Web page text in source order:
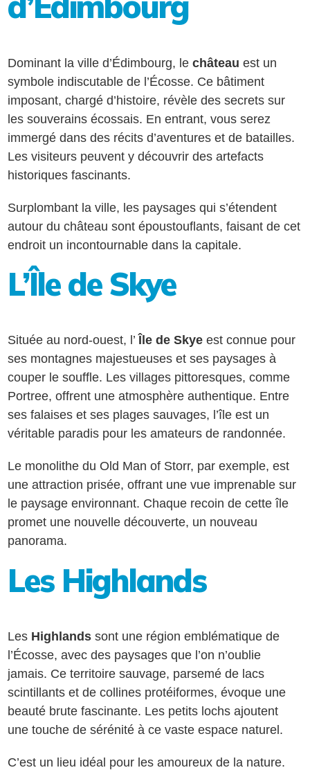
Dominant la ville d’Édimbourg, lechâteau est un
symbole indiscutable de l’Écosse. Ce bâtiment
imposant, chargé d’histoire, révèle des secrets sur
les souverains écossais. En entrant, vous serez
immergé dans des récits d’aventures et de batailles.
Les visiteurs peuvent y découvrir des artefacts
historiques fascinants.
Surplombant la ville, les paysages qui s’étendent
autour du château sont époustouflants, faisant de cet
endroit un incontournable dans la capitale.
L’Île de Skye
Située au nord-ouest, l’Île de Skye est connue pour
ses montagnes majestueuses et ses paysages à
couper le souffle. Les villages pittoresques, comme
Portree, offrent une atmosphère authentique. Entre
ses falaises et ses plages sauvages, l’île est un
véritable paradis pour les amateurs de randonnée.
Le monolithe du Old Man of Storr, par exemple, est
une attraction prisée, offrant une vue imprenable sur
le paysage environnant. Chaque recoin de cette île
promet une nouvelle découverte, un nouveau
panorama.
Les Highlands
Les Highlands sont une région emblématique de
l’Écosse, avec des paysages que l’on n’oublie
jamais. Ce territoire sauvage, parsemé de lacs
scintillants et de collines protéiformes, évoque une
beauté brute fascinante. Les petits lochs ajoutent
une touche de sérénité à ce vaste espace naturel.
C’est un lieu idéal pour les amoureux de la nature.